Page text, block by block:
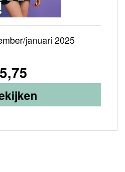
januari 2025
5,75